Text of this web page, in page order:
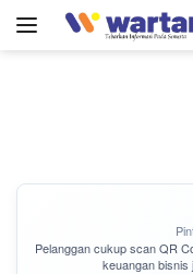
Pelanggan cukupscan QR
keuangan bisnis